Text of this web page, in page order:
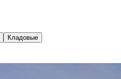
Кладовые